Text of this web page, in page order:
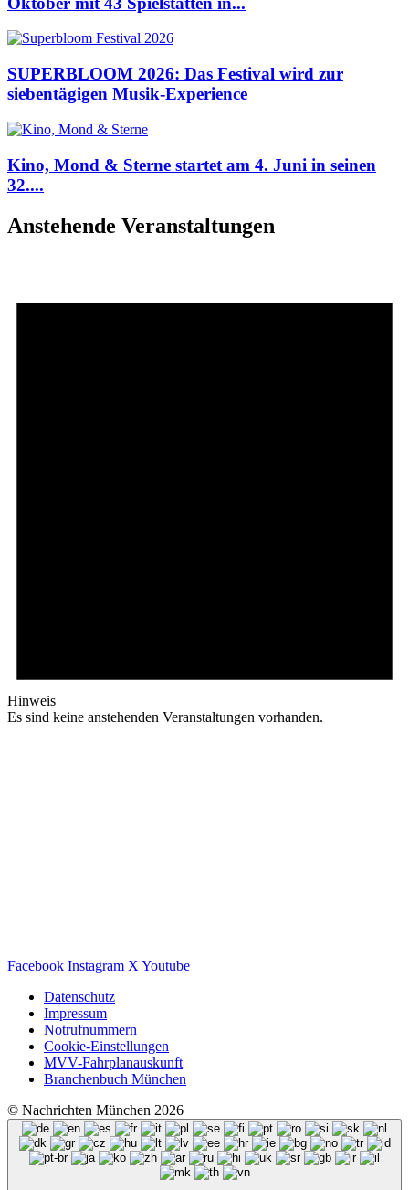
SUPERBLOOM 2026: Das Festival wird zur
siebentägigen Musik-Experience
Kino, Mond & Sterne startet am 4. Juni in seinen
32....
Anstehende Veranstaltungen
Hinweis
Es sind keine anstehenden Veranstaltungen vorhanden.
Facebook Instagram X Youtube
Datenschutz
Impressum
Notrufnummern
Cookie-Einstellungen
MVV-Fahrplanauskunft
Branchenbuch München
© Nachrichten München 2026